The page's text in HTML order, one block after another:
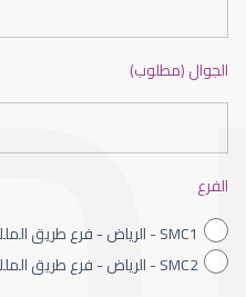
ضعف نظر الاطفال
الجوال (مطلوب)
الفرع
SMC1 - الرياض - فرع طريق الملك فهد
SMC2 - الرياض - فرع طريق الملك عبدالله